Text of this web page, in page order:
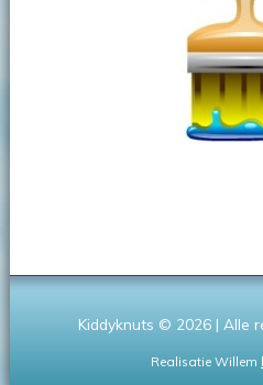
Kiddyknuts © 2026 | Alle
Realisatie Willem